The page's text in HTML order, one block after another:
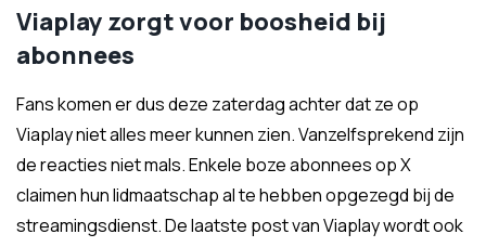
Viaplay zorgt voor boosheid bij
abonnees
Fans komen er dus deze zaterdag achter dat ze op
Viaplay niet alles meer kunnen zien. Vanzelfsprekend zijn
de reacties niet mals. Enkele boze abonnees op X
claimen hun lidmaatschap al te hebben opgezegd bij de
streamingsdienst. De laatste post van Viaplay wordt ook